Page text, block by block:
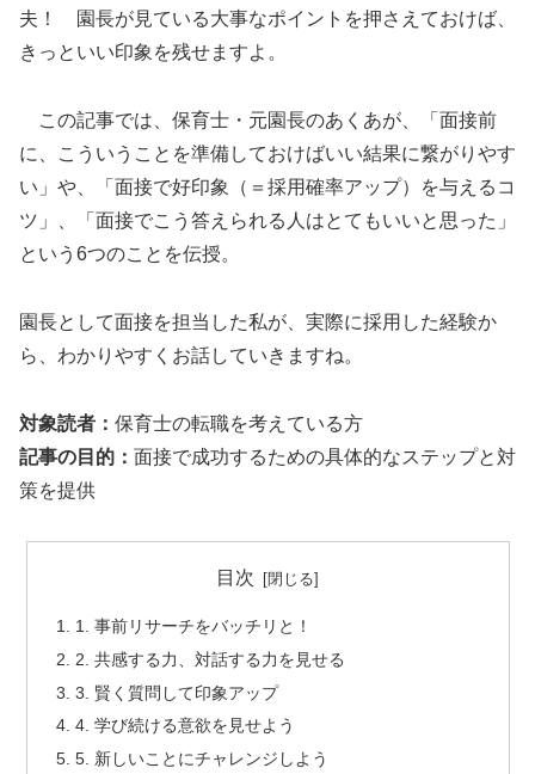
夫！ 園長が見ている大事なポイントを押さえておけば、
きっといい印象を残せますよ。
この記事では、保育士・元園長のあくあが、「面接前
に、こういうことを準備しておけばいい結果に繋がりやす
い」や、「面接で好印象（＝採用確率アップ）を与えるコ
ツ」、「面接でこう答えられる人はとてもいいと思った」
という6つのことを伝授。
園長として面接を担当した私が、実際に採用した経験か
ら、わかりやすくお話していきますね。
対象読者： 保育士の転職を考えている方
記事の目的： 面接で成功するための具体的なステップと対
策を提供
目次
1. 事前リサーチをバッチリと！
2. 共感する力、対話する力を見せる
3. 賢く質問して印象アップ
4. 学び続ける意欲を見せよう
5. 新しいことにチャレンジしよう